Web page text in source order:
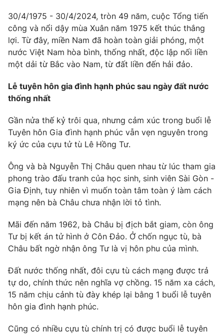
Thị trường
Tư vấn
Lịch phát sóng
Chuyên mục khác
Emagazine Podcast
Photo
Video Shorts video
VTV Sức khoẻ Bất động sản
VTV4 Vươn mình bằng AI
VTV9 VTV8
Liên hệ tòa soạn English
30/4/1975 - 30/4/2024, tròn 49 năm, cuộc Tổng tiến
công và nổi dậy mùa Xuân năm 1975 kết thúc thắng
lợi. Từ đây, miền Nam đã hoàn toàn giải phóng, một
nước Việt Nam hòa bình, thống nhất, độc lập nối liền
một dải từ Bắc vào Nam, từ đất liền đến hải đảo.
Lễ tuyên hôn gia đình hạnh phúc sau ngày đất nước
thống nhất
Gần nửa thế kỷ trôi qua, nhưng cảm xúc trong buổi lễ
Tuyên hôn Gia đình hạnh phúc vẫn vẹn nguyên trong
ký ức của cựu tử tù Lê Hồng Tư.
Ông và bà Nguyễn Thị Châu quen nhau từ lúc tham gia
phong trào đấu tranh của học sinh, sinh viên Sài Gòn -
Gia Định, tuy nhiên vì muốn toàn tâm toàn ý làm cách
mạng nên bà Châu chưa nhận lời tỏ tình.
Mãi đến năm 1962, bà Châu bị địch bắt giam, còn ông
Tư bị kết án tử hình ở Côn Đảo. Ở chốn ngục tù, bà
Châu bất ngờ nhận ông Tư là vị hôn phu của mình.
Đất nước thống nhất, đôi cựu tù cách mạng được trả
tự do, chính thức nên nghĩa vợ chồng. 15 năm xa cách,
15 năm chịu cảnh tù đày khép lại bằng 1 buổi lễ tuyên
hôn gia đình hạnh phúc.
Cũng có nhiều cựu tù chính trị có được buổi lễ tuyên